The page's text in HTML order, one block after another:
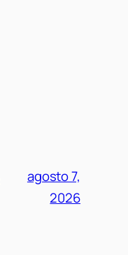
agosto 7,
2026